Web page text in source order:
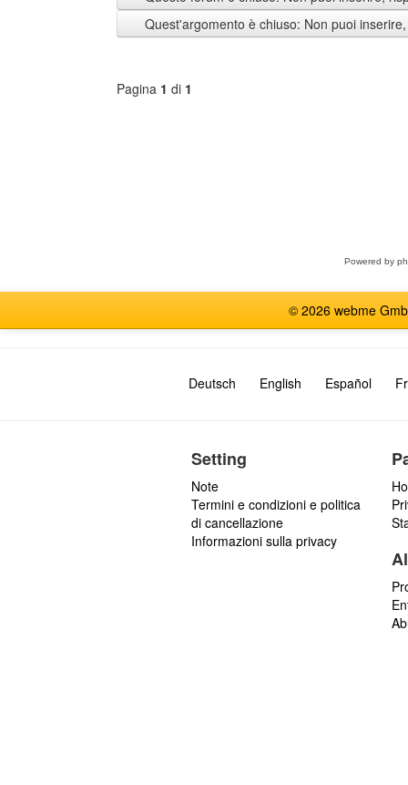
messaggi
di
Quest'argomento è chiuso: Non puoi
Pagina 1 di 1
Powered by
© 2026 webme
Deutsch English Español
Setting
Note
Termini e condizioni e politica
di cancellazione
Informazioni sulla privacy